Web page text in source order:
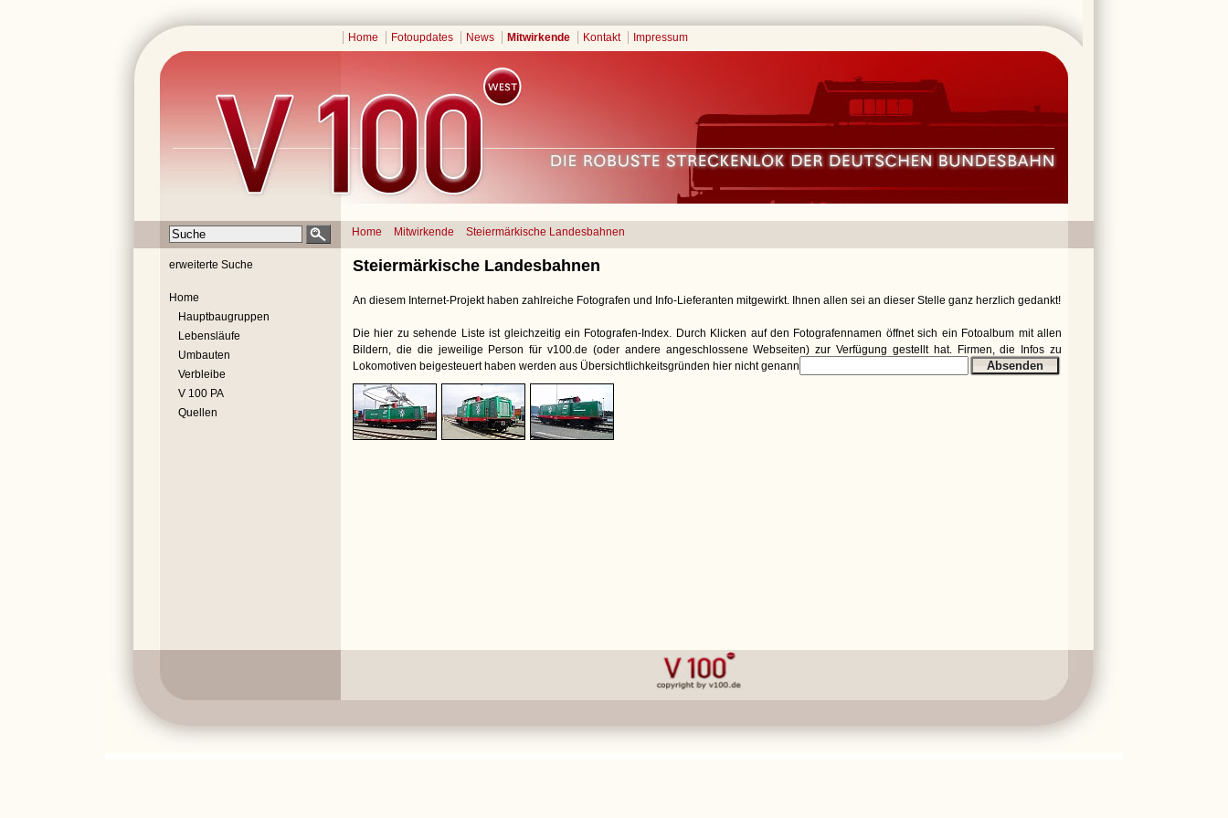
Home Fotoupdates News Mitwirkende Kontakt Impressum
Home Mitwirkende Steiermärkische Landesbahnen
erweiterte Suche
Home
Hauptbaugruppen
Lebensläufe
Umbauten
Verbleibe
V 100 PA
Quellen
Steiermärkische Landesbahnen
An diesem Internet-Projekt haben zahlreiche Fotografen und Info-Lieferanten mitgewirkt. Ihnen allen sei an dieser Stelle ganz herzlich gedankt!
Die hier zu sehende Liste ist gleichzeitig ein Fotografen-Index. Durch Klicken auf den Fotografennamen öffnet sich ein Fotoalbum mit allen
Bildern, die die jeweilige Person für v100.de (oder andere angeschlossene Webseiten) zur Verfügung gestellt hat. Firmen, die Infos zu
Lokomotiven beigesteuert haben werden aus Übersichtlichkeitsgründen hier nicht genannt.